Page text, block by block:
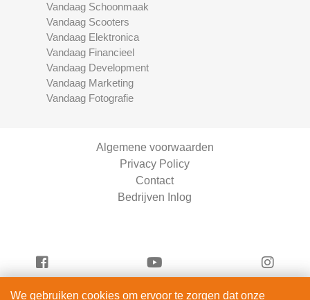
Vandaag Schoonmaak
Vandaag Scooters
Vandaag Elektronica
Vandaag Financieel
Vandaag Development
Vandaag Marketing
Vandaag Fotografie
Algemene voorwaarden
Privacy Policy
Contact
Bedrijven Inlog
We gebruiken cookies om ervoor te zorgen dat onze